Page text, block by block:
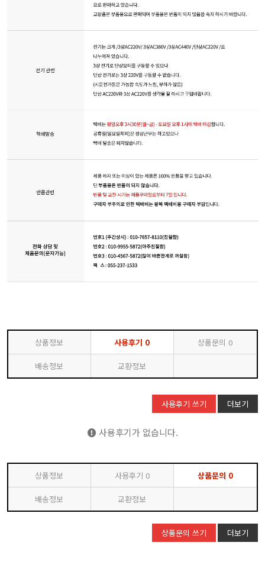
상품정보 사용후기 0 상품문의 0
배송정보 교환정보
사용후기 쓰기 더보기
사용후기가 없습니다.
상품정보 사용후기 0 상품문의 0
배송정보 교환정보
상품문의 쓰기 더보기